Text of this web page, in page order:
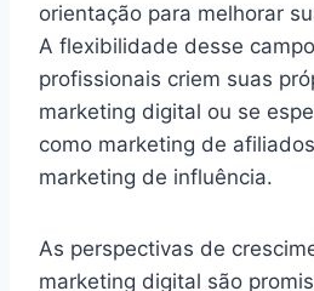
orientação para melhorar
A flexibilidade desse
profissionais criem suas
marketing digital ou se
como marketing de
marketing de influência.
As perspectivas de
marketing digital são